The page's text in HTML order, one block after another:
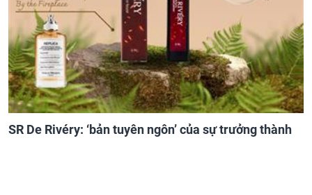
SR De Rivéry: ‘bản tuyên ngôn’ của sự trưởng thành